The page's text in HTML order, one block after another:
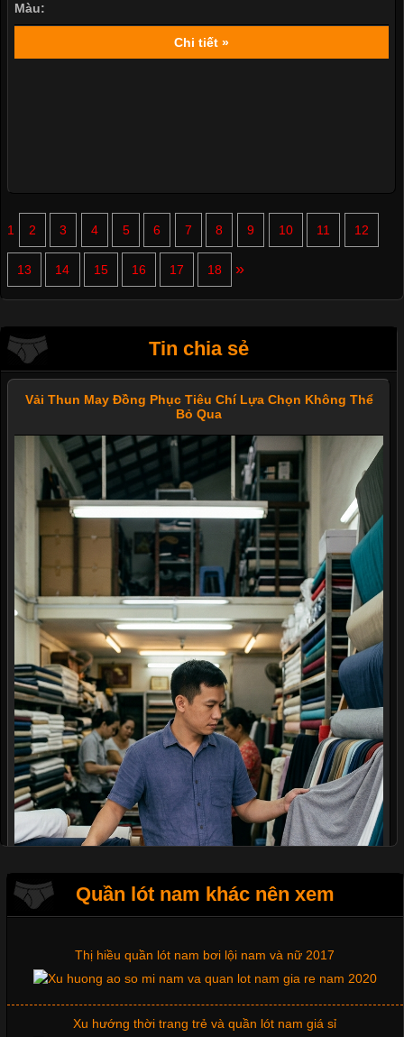
Màu:
Chi tiết »
1 2 3 4 5 6 7 8 9 10 11 12
13 14 15 16 17 18 »
Tin chia sẻ
Vải Thun May Đồng Phục Tiêu Chí Lựa Chọn Không Thể
Bỏ Qua
Quần lót nam khác nên xem